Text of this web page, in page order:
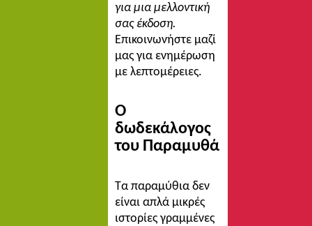
για μια μελλοντική
σας έκδοση.
Επικοινωνήστε μαζί
μας για ενημέρωση
με λεπτομέρειες.
Ο
δωδεκάλογος
του Παραμυθά
Τα παραμύθια δεν
είναι απλά μικρές
ιστορίες γραμμένες